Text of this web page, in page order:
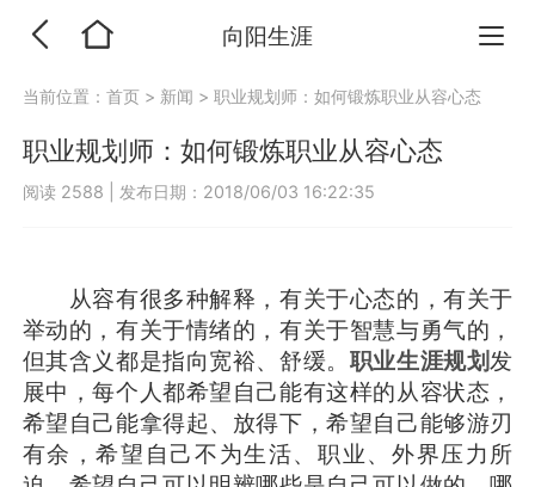
向阳生涯
当前位置：首页 > 新闻 >职业规划师：如何锻炼职业从容心态
职业规划师：如何锻炼职业从容心态
阅读 2588 发布日期：2018/06/03 16:22:35
从容有很多种解释，有关于心态的，有关于
举动的，有关于情绪的，有关于智慧与勇气的，
但其含义都是指向宽裕、舒缓。 职业生涯规划 发
展中，每个人都希望自己能有这样的从容状态，
希望自己能拿得起、放得下，希望自己能够游刃
有余，希望自己不为生活、职业、外界压力所